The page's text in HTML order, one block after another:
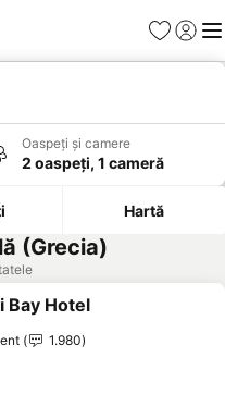
Favorite
Oaspeți și camere
2 oaspeți, 1 cameră
Hartă
(Grecia)
la favorite
Bay Hotel
1.980